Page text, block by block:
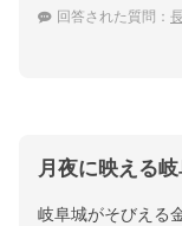
回答された質問： 長
月夜に映える
岐阜城がそびえる